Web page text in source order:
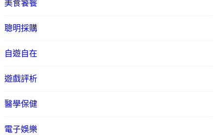
美食饕餮
聰明採購
自遊自在
遊戲評析
醫學保健
電子娛樂